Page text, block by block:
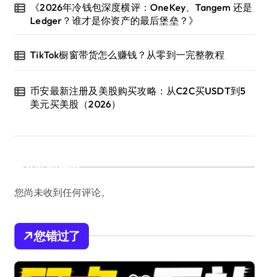
《2026年冷钱包深度横评：OneKey、Tangem 还是
Ledger？谁才是你资产的最后堡垒？》
TikTok橱窗带货怎么赚钱？从零到一完整教程
币安最新注册及美股购买攻略：从C2C买USDT到5
美元买美股（2026）
近期评论
您尚未收到任何评论。
您错过了